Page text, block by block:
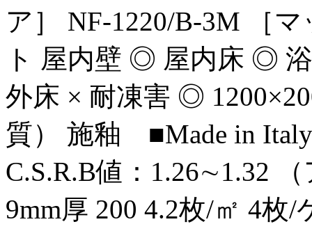
ア］ NF-1220/B-3M ［
ト 屋内壁 ◎ 屋内床 ◎
外床 × 耐凍害 ◎
質） 施釉 ■Made in
C.S.R.B値：1.26∼1.32
9mm厚 200 4.2枚/㎡ 4枚/